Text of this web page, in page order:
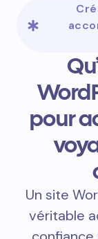
pour
Un site
véritable